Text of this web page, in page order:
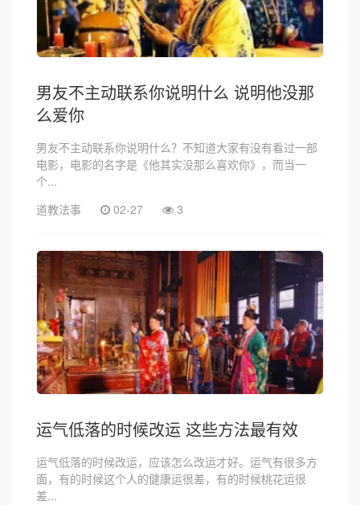
男友不主动联系你说明什么 说明他没那
么爱你
男友不主动联系你说明什么？不知道大家有没有看过一部
电影，电影的名字是《他其实没那么喜欢你》，而当一
个...
道教法事
02-27 3
运气低落的时候改运 这些方法最有效
运气低落的时候改运，应该怎么改运才好。运气有很多方
面，有的时候这个人的健康运很差，有的时候桃花运很
差...